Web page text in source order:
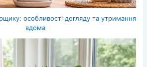
особливості догляду та утримання
вдома